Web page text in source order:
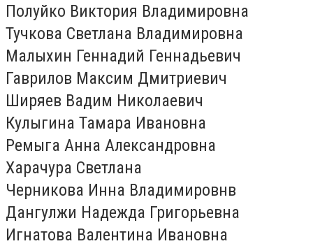
Полуйко Виктория Владимировна
Тучкова Светлана Владимировна
Малыхин Геннадий Геннадьевич
Гаврилов Максим Дмитриевич
Ширяев Вадим Николаевич
Кулыгина Тамара Ивановна
Ремыга Анна Александровна
Харачура Светлана
Черникова Инна Владимировнв
Дангулжи Надежда Григорьевна
Игнатова Валентина Ивановна